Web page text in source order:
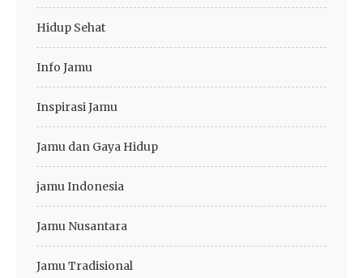
Hidup Sehat
Info Jamu
Inspirasi Jamu
Jamu dan Gaya Hidup
jamu Indonesia
Jamu Nusantara
Jamu Tradisional